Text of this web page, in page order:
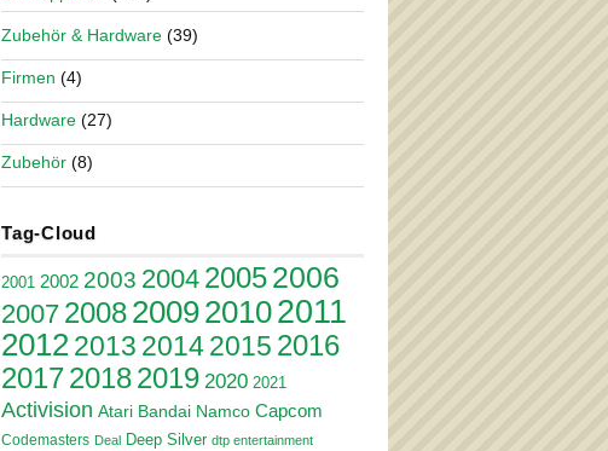
Zubehör & Hardware (39)
Firmen (4)
Hardware (27)
Zubehör (8)
Tag-Cloud
2001 2002 2003 2004 20052006
2007 2008200920102011
20122013 20142015 2016
201720182019 2020 2021
Activision Atari Bandai Namco Capcom
Codemasters Deal Deep Silver dtp entertainment